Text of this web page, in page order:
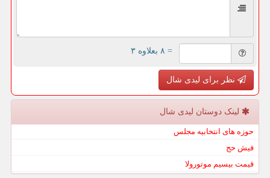
= ۸ بعلاوه ۳
نظر برای لیدی شال
لینک دوستان لیدی شال
حوزه های انتخابیه مجلس
فیش حج
قیمت بیسیم موتورولا